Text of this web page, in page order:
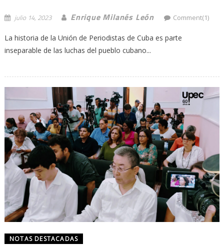
julio 14, 2023 Enrique Milanés León Comment(1)
La historia de la Unión de Periodistas de Cuba es parte
inseparable de las luchas del pueblo cubano...
NOTAS DESTACADAS